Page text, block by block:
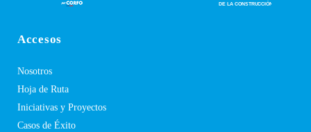
Accesos
Nosotros
Hoja de Ruta
Iniciativas y Proyectos
Casos de Éxito